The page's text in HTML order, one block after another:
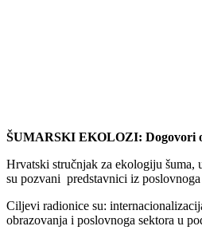
ŠUMARSKI EKOLOZI: Dogovori
Hrvatski stručnjak za ekologiju šuma,
su pozvani predstavnici iz
Ciljevi radionice su:
obrazovanja i poslovnoga sektora u